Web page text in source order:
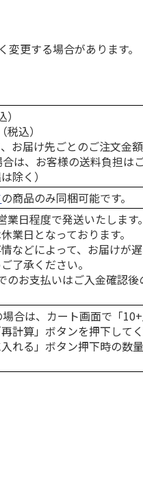
サ
無添加良品 カムカ
ムデンタルコーン
(送料別・税込)
銀の
チ 健
(送料
変更する場合があります。
込）
お届け先ごとのご注文金
は、お客様の送料負担は
除く）
の商品のみ同梱可能です。
日程度で発送いたします。
業日となっております。
などによって、お届けが
了承ください。
のお支払いはご入金確認後
合は、カート画面で「
計算」ボタンを押下して
れる」ボタン押下時の数